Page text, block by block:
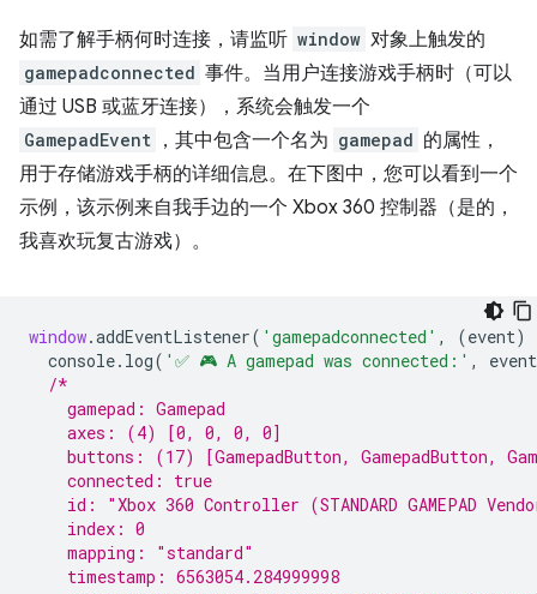
如需了解手柄何时连接，请监听 window 对象上触发的
gamepadconnected 事件。当用户连接游戏手柄时（可以
通过 USB 或蓝牙连接），系统会触发一个
GamepadEvent ，其中包含一个名为 gamepad 的属性，
用于存储游戏手柄的详细信息。在下图中，您可以看到一个
示例，该示例来自我手边的一个 Xbox 360 控制器（是的，
我喜欢玩复古游戏）。
window.addEventListener( 'gamepadconnected' , (event)
console. log( '✅ 🎮 A gamepad was connected:' ,
event
/*
    gamepad: Gamepad
    axes: (4) [0, 0, 0, 0]
buttons: (17) [GamepadButton, GamepadButton,
    connected: true
id: "Xbox 360 Controller (STANDARD GAMEPAD
    index: 0
    mapping: "standard"
    timestamp: 6563054.284999998